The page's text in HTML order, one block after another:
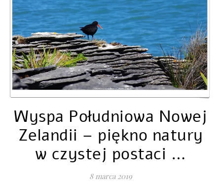
Wyspa Południowa Nowej
Zelandii – piękno natury
w czystej postaci …
8 marca 2019